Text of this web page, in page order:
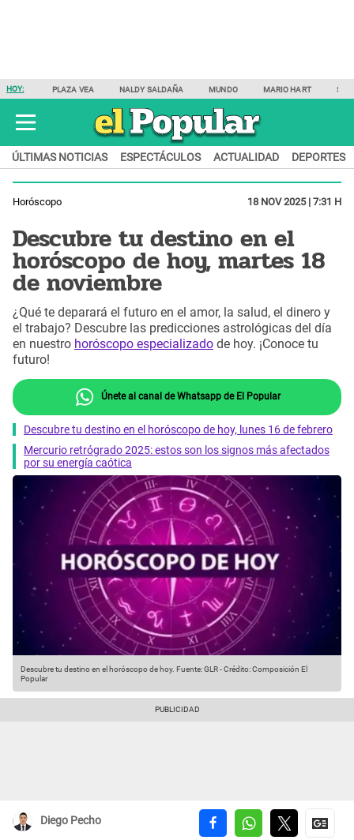
HOY: PLAZA VEA NALDY SALDAÑA MUNDO MARIO HART
ÚLTIMAS NOTICIAS ESPECTÁCULOS ACTUALIDAD DEPORTES
Horóscopo 18 NOV 2025 | 7:31 H
Descubre tu destino en el
horóscopo de hoy, martes 18
de noviembre
¿Qué te deparará el futuro en el amor, la salud, el dinero y
el trabajo? Descubre las predicciones astrológicas del día
en nuestro horóscopo especializado de hoy. ¡Conoce tu
futuro!
Únete al canal de Whatsapp de El Popular
Descubre tu destino en el horóscopo de hoy, lunes 16 de febrero
Mercurio retrógrado 2025: estos son los signos más afectados
por su energía caótica
Descubre tu destino en el horóscopo de hoy. Fuente: GLR-Crédito: Composición El
Popular
Diego Pecho